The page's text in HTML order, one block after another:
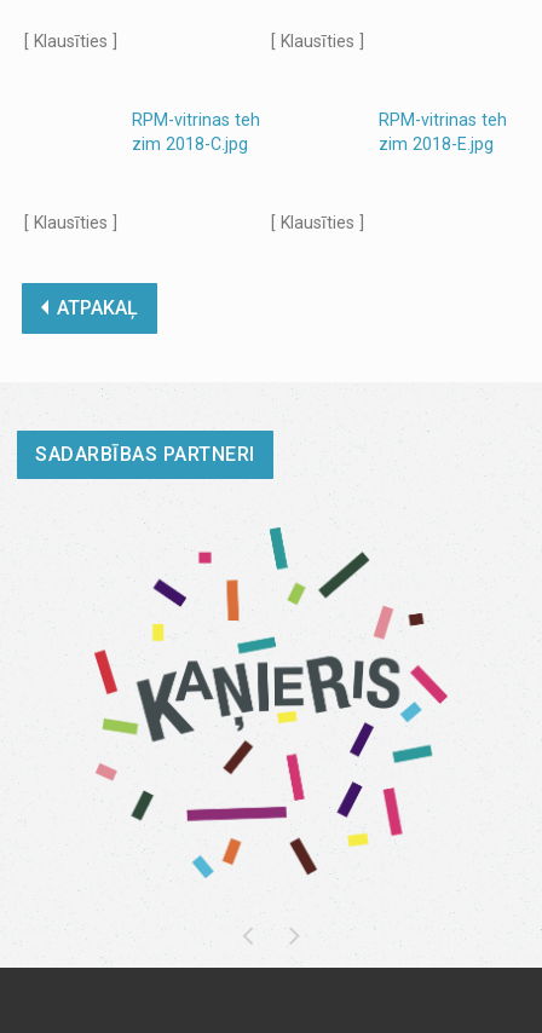
[ Klausīties ] [ Klausīties ]
RPM-vitrinas teh
zim 2018-C.jpg
[ Klausīties ]
RPM-vitrinas teh
zim 2018-E.jpg
[ Klausīties ]
ATPAKAĻ
SADARBĪBAS PARTNERI